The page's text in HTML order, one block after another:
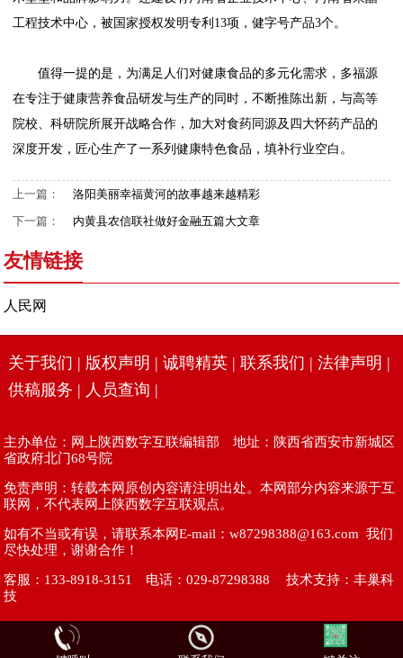
工程技术中心，被国家授权发明专利13项，健字号产品3个。
值得一提的是，为满足人们对健康食品的多元化需求，多福源
在专注于健康营养食品研发与生产的同时，不断推陈出新，与高等
院校、科研院所展开战略合作，加大对食药同源及四大怀药产品的
深度开发，匠心生产了一系列健康特色食品，填补行业空白。
上一篇：
洛阳美丽幸福黄河的故事越来越精彩
下一篇：
内黄县农信联社做好金融五篇大文章
友情链接
人民网
关于我们 | 版权声明 | 诚聘精英 | 联系我们 | 法律声明 |
供稿服务 | 人员查询 |
主办单位：网上陕西数字互联编辑部 地址：陕西省西安市新城区
省政府北门68号院
免责声明：转载本网原创内容请注明出处。本网部分内容来源于互
联网，不代表网上陕西数字互联观点。
如有不当或有误，请联系本网E-mail：w87298388@163.com 我们
尽快处理，谢谢合作！
客服：133-8918-3151 电话：029-87298388 技术支持： 丰巢科
技